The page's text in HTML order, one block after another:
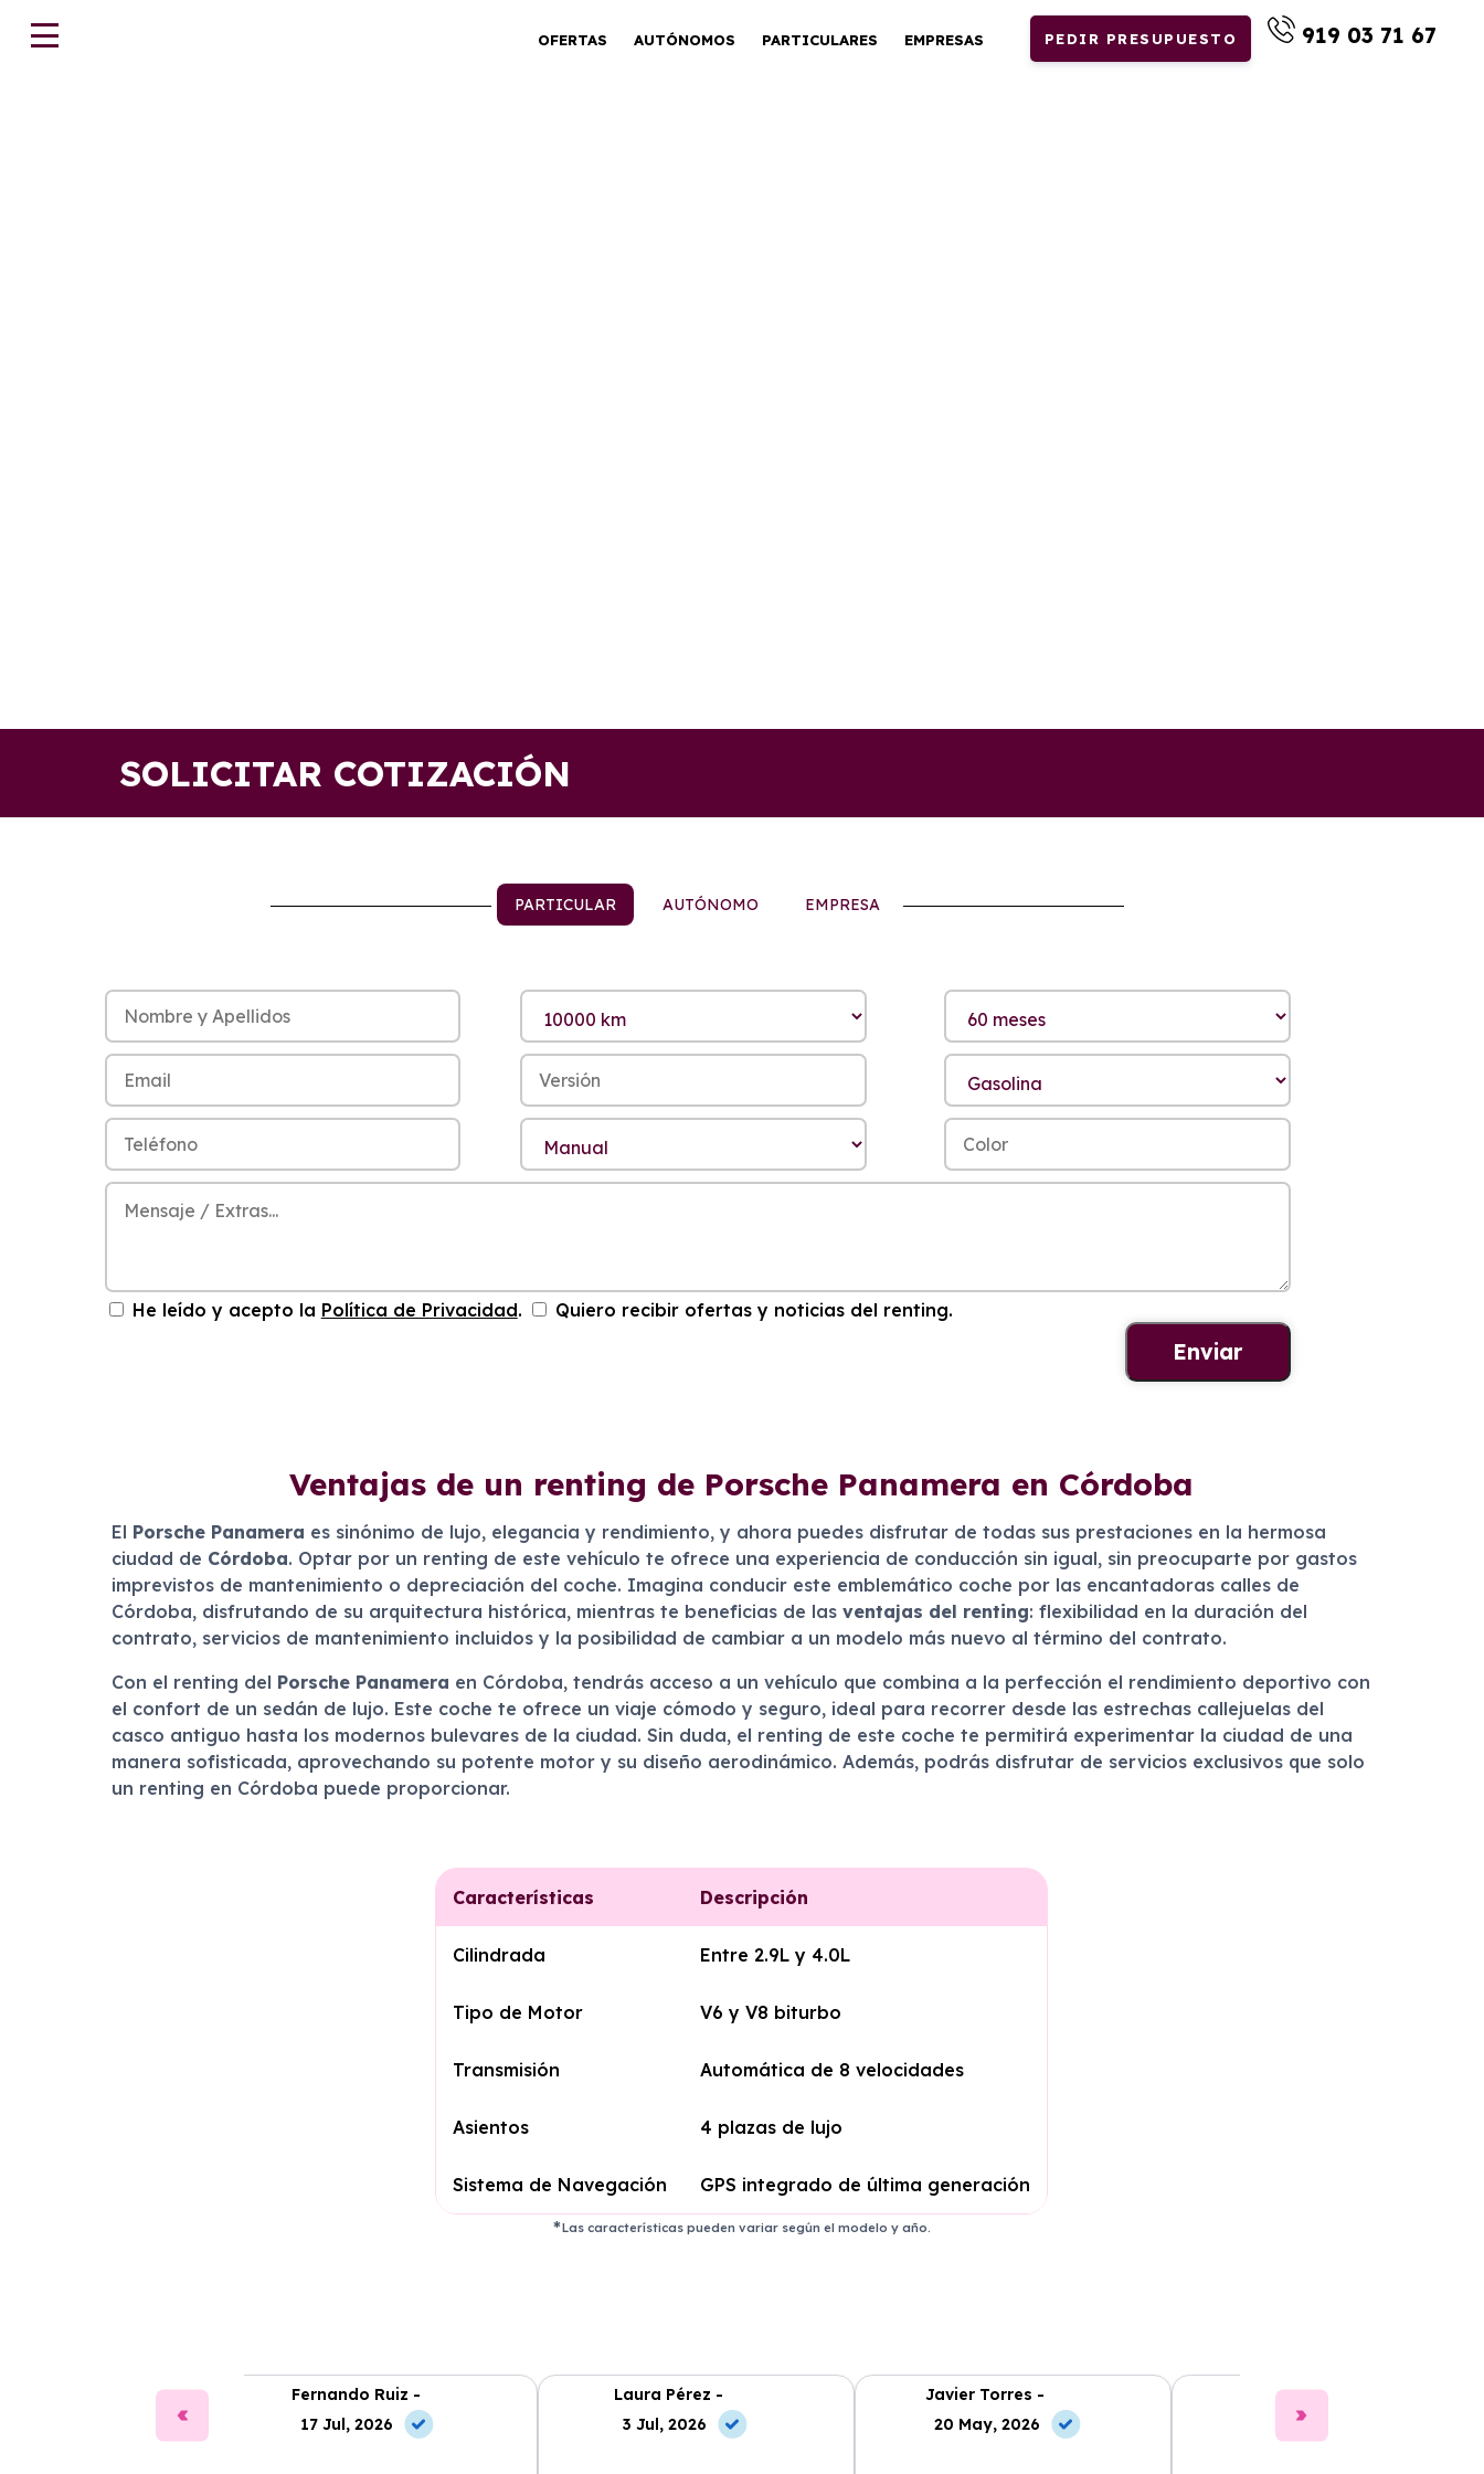
OFERTAS AUTÓNOMOS PARTICULARES EMPRESAS PEDIR PRESUPUESTO 919 03 71 67
SOLICITAR COTIZACIÓN
PARTICULAR AUTÓNOMO EMPRESA
He leído y acepto la Política de Privacidad. Quiero recibir ofertas y noticias del renting.
Ventajas de un renting de Porsche Panamera en Córdoba
El Porsche Panamera es sinónimo de lujo, elegancia y rendimiento, y ahora puedes disfrutar de todas sus prestaciones en la hermosa
ciudad de Córdoba. Optar por un renting de este vehículo te ofrece una experiencia de conducción sin igual, sin preocuparte por gastos
imprevistos de mantenimiento o depreciación del coche. Imagina conducir este emblemático coche por las encantadoras calles de
Córdoba, disfrutando de su arquitectura histórica, mientras te beneficias de las ventajas del renting: flexibilidad en la duración del
contrato, servicios de mantenimiento incluidos y la posibilidad de cambiar a un modelo más nuevo al término del contrato.
Con el renting del Porsche Panamera en Córdoba, tendrás acceso a un vehículo que combina a la perfección el rendimiento deportivo con
el confort de un sedán de lujo. Este coche te ofrece un viaje cómodo y seguro, ideal para recorrer desde las estrechas callejuelas del
casco antiguo hasta los modernos bulevares de la ciudad. Sin duda, el renting de este coche te permitirá experimentar la ciudad de una
manera sofisticada, aprovechando su potente motor y su diseño aerodinámico. Además, podrás disfrutar de servicios exclusivos que solo
un renting en Córdoba puede proporcionar.
Características Descripción
Cilindrada Entre 2.9L y 4.0L
Tipo de Motor V6 y V8 biturbo
Transmisión Automática de 8 velocidades
Asientos 4 plazas de lujo
Sistema de Navegación GPS integrado de última generación
Las características pueden variar según el modelo y año.
Fernando Ruiz -
17 Jul, 2026
Laura Pérez -
3 Jul, 2026
Javier Torres -
20 May, 2026
Clara Gómez -
10 Jul, 2026